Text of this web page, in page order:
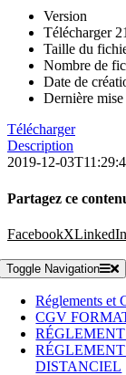
Version
Télécharger
Taille du
Nombre de
Date de
Dernière
Télécharger
Description
2019-12-
Partagez ce
FacebookXLinkedIn
Toggle Navigation
Réglements et
CGV
DISTANCIEL